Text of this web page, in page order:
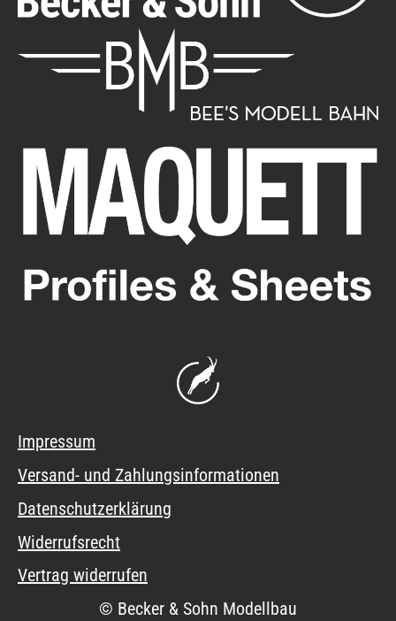
Impressum
Versand- und Zahlungsinformationen
Datenschutzerklärung
Widerrufsrecht
Vertrag widerrufen
© Becker & Sohn Modellbau